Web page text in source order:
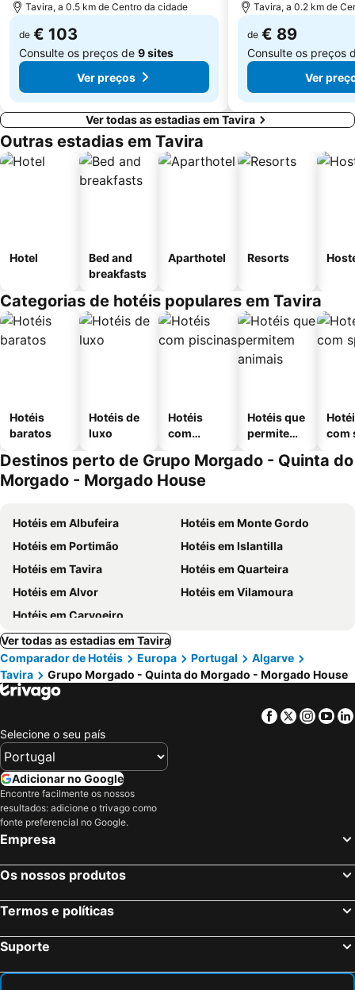
Tavira, a 0.5 km de Centro da cidade
de € 103
Consulte os preços de 9 sites
Ver preços
Tavira, a 0.2 km de
de € 89
Consulte os preços
Ver
Ver todas as estadias em Tavira
Outras estadias em Tavira
Hotel
Bed and
breakfasts
Aparthotel Resorts
Categorias de hotéis populares em Tavira
Hotéis
baratos
Hotéis de
luxo
Hotéis
com
Hotéis que
permitem
com
Destinos perto de Grupo Morgado - Quinta do
Morgado - Morgado House
Hotéis em Albufeira
Hotéis em Monte Gordo
Hotéis em Portimão
Hotéis em Islantilla
Hotéis em Tavira
Hotéis em Quarteira
Hotéis em Alvor
Hotéis em Vilamoura
Hotéis em Carvoeiro
Ver todas as estadias em Tavira
Comparador de Hotéis
Europa Portugal
Algarve
Tavira
Grupo Morgado - Quinta do Morgado - Morgado House
Facebook
Twitter
Selecione o seu país
Adicionar no Google
Encontre facilmente os nossos
resultados: adicione o trivago como
fonte preferencial no Google.
Empresa
Os nossos produtos
Termos e políticas
Suporte